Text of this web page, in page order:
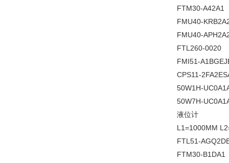
FTM30-A42A1
FMU40-
FMU40-
FTL260-0020
FMI51-
CPS11-
50W1H-
50W7H-
液位计
L1=1000MM
FTL51-
FTM30-B1DA1